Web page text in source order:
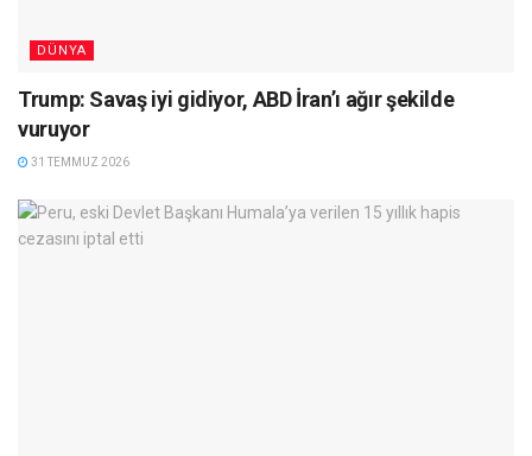
DÜNYA
Trump: Savaş iyi gidiyor, ABD İran’ı ağır şekilde
vuruyor
31 TEMMUZ 2026